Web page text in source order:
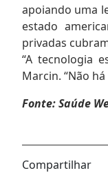
apoiando uma
estado
privadas
“A tecnologia
Marcin. “Não
Fonte:Saúde
Compartilhar